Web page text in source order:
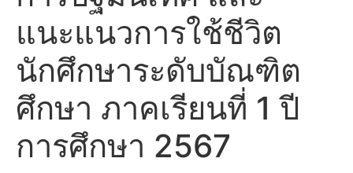
แนะแนวการใช้ชีวิต
นักศึกษาระดับบัณฑิต
ศึกษา ภาคเรียนที่ 1 ปี
การศึกษา 2567